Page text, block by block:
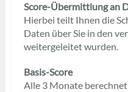
Score-Übermittlung an
Hierbei teilt Ihnen die
Daten über Sie in den
weitergeleitet wurden.
Basis-Score
Alle 3 Monate